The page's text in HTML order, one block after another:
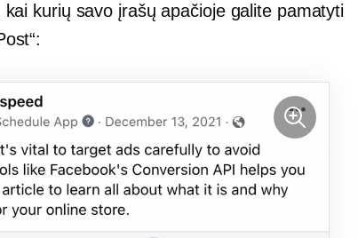
kurių savo įrašų apačioje galite pamatyti